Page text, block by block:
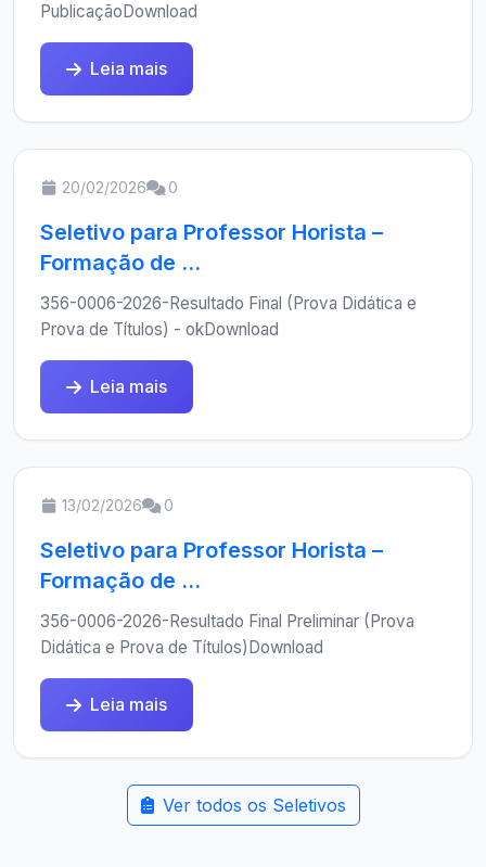
PublicaçãoDownload
Leia mais
20/02/2026 0
Seletivo para Professor Horista –
Formação de ...
356-0006-2026-Resultado Final (Prova Didática e
Prova de Títulos) - okDownload
Leia mais
13/02/2026 0
Seletivo para Professor Horista –
Formação de ...
356-0006-2026-Resultado Final Preliminar (Prova
Didática e Prova de Títulos)Download
Leia mais
Ver todos os Seletivos